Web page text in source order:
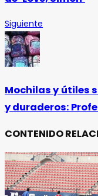
Siguiente
Mochilas y útiles
y duraderos:
CONTENIDO